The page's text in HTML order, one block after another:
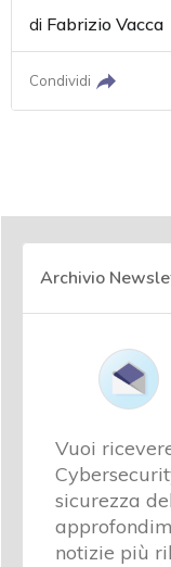
di Fabrizio Vacca
Condividi
Archivio
Vuoi
sicurezza
notizie più